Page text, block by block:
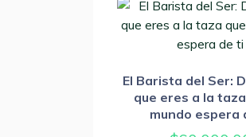
El Barista del Ser:
que eres a la
mundo espera